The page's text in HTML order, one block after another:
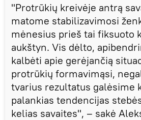
"Protrūkių kreivėje antrą
matome stabilizavimosi
mėnesius prieš tai fiksuoto
aukštyn. Vis dėlto,
kalbėti apie gerėjančią
protrūkių formavimąsi,
tvarius rezultatus galėsime
palankias tendencijas
kelias savaites", – sakė